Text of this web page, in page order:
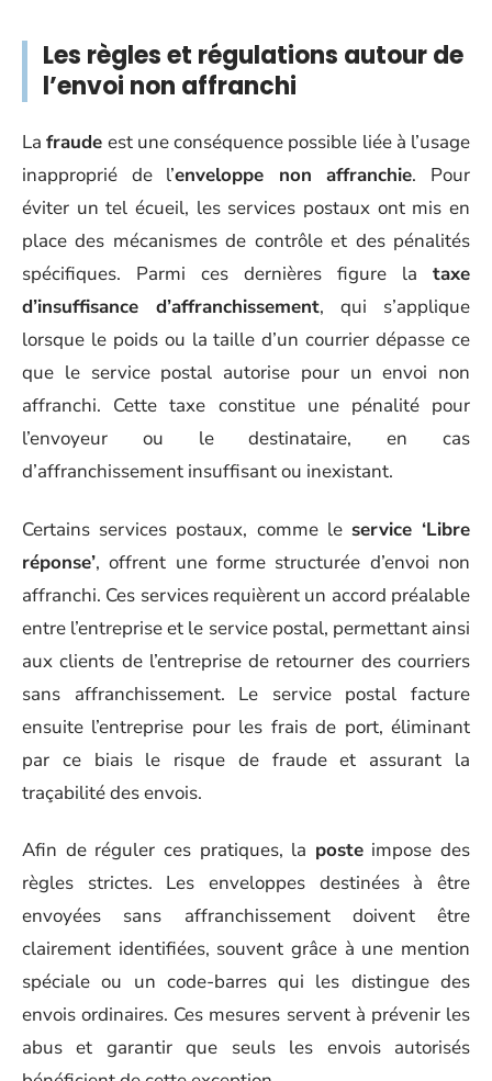
Les règles et régulations autour de
l’envoi non affranchi
Lafraude est une conséquence possible liée à l’usage
inapproprié de l’enveloppe non affranchie. Pour
éviter un tel écueil, les services postaux ont mis en
place des mécanismes de contrôle et des pénalités
spécifiques. Parmi ces dernières figure la taxe
d’insuffisance d’affranchissement, qui s’applique
lorsque le poids ou la taille d’un courrier dépasse ce
que le service postal autorise pour un envoi non
affranchi. Cette taxe constitue une pénalité pour
l’envoyeur ou le destinataire, en cas
d’affranchissement insuffisant ou inexistant.
Certains services postaux, comme le service ‘Libre
réponse’, offrent une forme structurée d’envoi non
affranchi. Ces services requièrent un accord préalable
entre l’entreprise et le service postal, permettant ainsi
aux clients de l’entreprise de retourner des courriers
sans affranchissement. Le service postal facture
ensuite l’entreprise pour les frais de port, éliminant
par ce biais le risque de fraude et assurant la
traçabilité des envois.
Afin de réguler ces pratiques, la posteimpose des
règles strictes. Les enveloppes destinées à être
envoyées sans affranchissement doivent être
clairement identifiées, souvent grâce à une mention
spéciale ou un code-barres qui les distingue des
envois ordinaires. Ces mesures servent à prévenir les
abus et garantir que seuls les envois autorisés